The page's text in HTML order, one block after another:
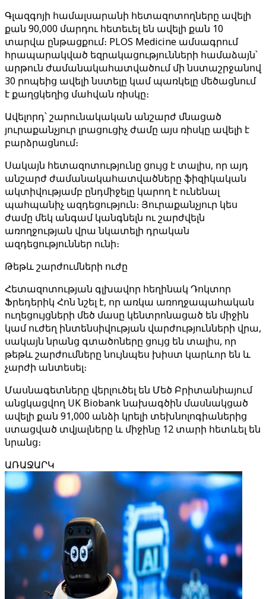
Գլազգոյի համալսարանի հետազոտողները ավելի
քան 90,000 մարդու հետեւել են ավելի քան 10
տարվա ընթացքում։ PLOS Medicine ամսագրում
հրապարակված եզրակացությունների համաձայն՝
արթուն ժամանակահատվածում մի նստաշրջանով
30 րոպեից ավելի նստելը կամ պառկելը մեծացնում
է քաղցկեղից մահվան ռիսկը։
Ավելորդ՝ շարունակական անշարժ մնացած
յուրաքանչյուր լրացուցիչ ժամը այս ռիսկը ավելի է
բարձրացնում։
Սակայն հետազոտությունը ցույց է տալիս, որ այդ
անշարժ ժամանակահատվածները ֆիզիկական
ակտիվությամբ ընդմիջելը կարող է ունենալ
պահպանիչ ազդեցություն։ Յուրաքանչյուր կես
ժամը մեկ անգամ կանգնելն ու շարժվելն
առողջության վրա նկատելի դրական
ազդեցություններ ունի։
Թեթև շարժումների ուժը
Հետազոտության գլխավոր հեղինակ Դոկտոր
Ֆրեդերիկ Հոն նշել է, որ առկա առողջապահական
ուղեցույցների մեծ մասը կենտրոնացած են միջին
կամ ուժեղ ինտենսիվության վարժությունների վրա,
սակայն նրանց գտածոները ցույց են տալիս, որ
թեթև շարժումները նույնպես խիստ կարևոր են և
չարժի անտեսել։
Մասնագետները վերլուծել են Մեծ Բրիտանիայում
անցկացվող UK Biobank նախագծին մասնակցած
ավելի քան 91,000 անձի կրելի տեխնոլոգիաներից
ստացված տվյալները և միջինը 12 տարի հետևել են
նրանց։
ԱՌԱՋԱՐԿ